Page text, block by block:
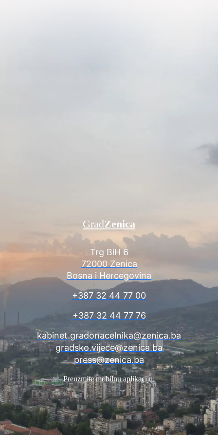
Trg BiH 6
72000 Zenica
Bosna i Hercegovina
+387 32 44 77 00
+387 32 44 77 76
kabinet.gradonacelnika@zenica.ba
gradsko.vijece@zenica.ba
press@zenica.ba
GradZenica
Preuzmite mobilnu aplikaciju: